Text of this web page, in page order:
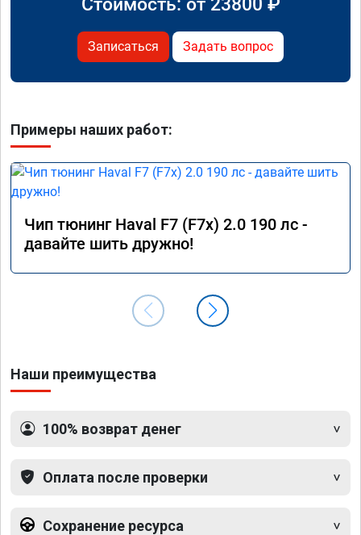
Записаться Задать вопрос
Примеры наших работ:
Чип тюнинг Haval F7 (F7x) 2.0 190 лс -
давайте шить дружно!
Наши преимущества
100% возврат денег
Оплата после проверки
Сохранение ресурса